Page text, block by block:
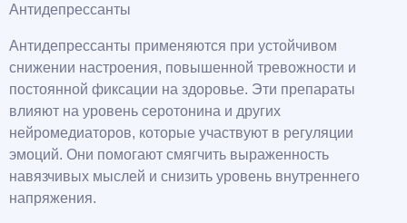
Антидепрессанты
Антидепрессанты применяются при устойчивом
снижении настроения, повышенной тревожности и
постоянной фиксации на здоровье. Эти препараты
влияют на уровень серотонина и других
нейромедиаторов, которые участвуют в регуляции
эмоций. Они помогают смягчить выраженность
навязчивых мыслей и снизить уровень внутреннего
напряжения.